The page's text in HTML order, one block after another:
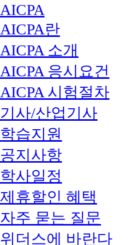
AICPA
AICPA란
AICPA 소개
AICPA 응시요건
AICPA 시험절차
기사/산업기사
학습지원
공지사항
학사일정
제휴할인 혜택
자주 묻는 질문
위더스에 바란다